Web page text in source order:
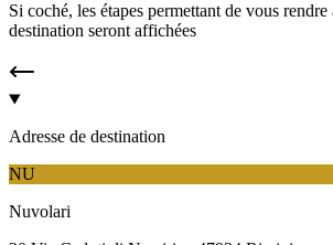
Si coché, les étapes permettant de vous
destination seront affichées
Adresse de destination
NU
Nuvolari